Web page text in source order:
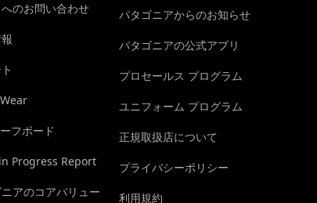
のお問い合わせ
フボード
Progress Report
アのコアバリュー
パタゴニアからのお知らせ
パタゴニアの公式アプリ
プロセールス プログラム
ユニフォーム プログラム
正規取扱店について
プライバシーポリシー
利用規約